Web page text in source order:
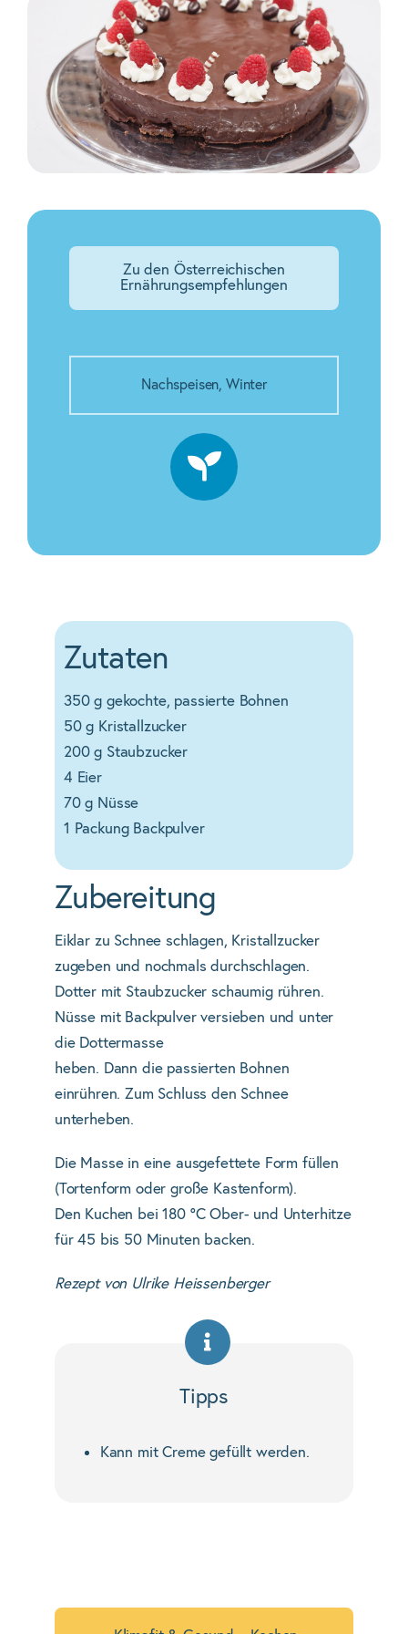
Zu den Österreichischen
Ernährungsempfehlungen
Nachspeisen, Winter
Zutaten
350 g gekochte, passierte Bohnen
50 g Kristallzucker
200 g Staubzucker
4 Eier
70 g Nüsse
1 Packung Backpulver
Zubereitung
Eiklar zu Schnee schlagen, Kristallzucker
zugeben und nochmals durchschlagen.
Dotter mit Staubzucker schaumig rühren.
Nüsse mit Backpulver versieben und unter
die Dottermasse
heben. Dann die passierten Bohnen
einrühren. Zum Schluss den Schnee
unterheben.
Die Masse in eine ausgefettete Form füllen
(Tortenform oder große Kastenform).
Den Kuchen bei 180 °C Ober- und Unterhitze
für 45 bis 50 Minuten backen.
Rezept von Ulrike Heissenberger
Tipps
Kann mit Creme gefüllt werden.